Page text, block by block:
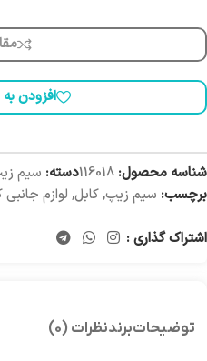
افزودن
شناسه محصول: 116018دسته: سیم
برچسب: سیم زیپ,کابل, لوازم
اشتراک گذاری :
توضیحاتبرندنظرات (0)